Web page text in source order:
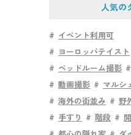
人気の
イベント利用可
ヨーロッパテイスト
ベッドルーム撮影
動画撮影
マルシ
海外の街並み
野
手すり
階段